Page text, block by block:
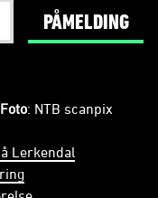
PÅMELDING
Foto: NTB scanpix
Lerkendal